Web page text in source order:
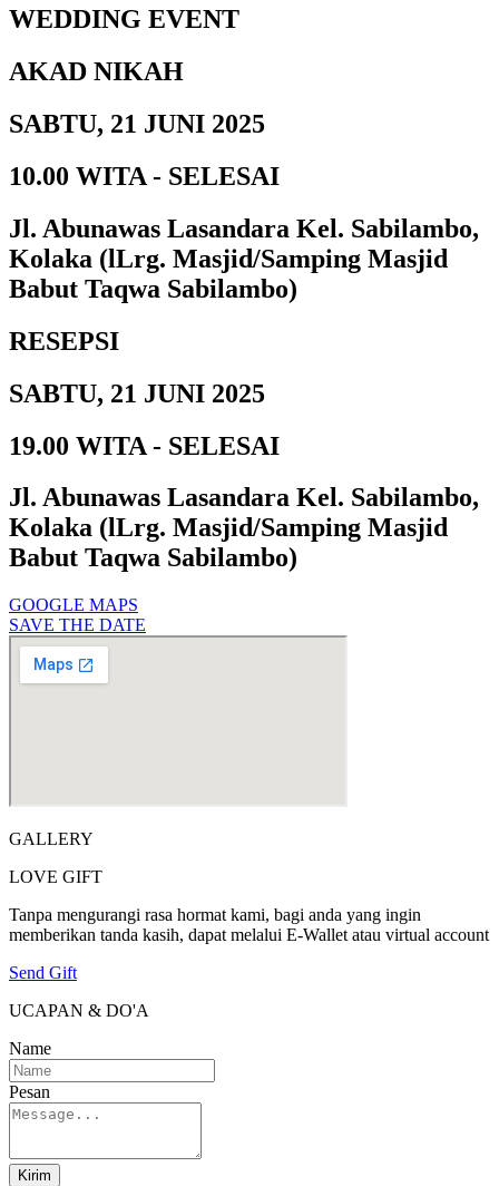
WEDDING EVENT
AKAD NIKAH
SABTU, 21 JUNI 2025
10.00 WITA - SELESAI
Jl. Abunawas Lasandara Kel. Sabilambo,
Kolaka (lLrg. Masjid/Samping Masjid
Babut Taqwa Sabilambo)
RESEPSI
SABTU, 21 JUNI 2025
19.00 WITA - SELESAI
Jl. Abunawas Lasandara Kel. Sabilambo,
Kolaka (lLrg. Masjid/Samping Masjid
Babut Taqwa Sabilambo)
GOOGLE MAPS
SAVE THE DATE
GALLERY
LOVE GIFT
Tanpa mengurangi rasa hormat kami, bagi anda yang ingin
memberikan tanda kasih, dapat melalui E-Wallet atau virtual account
Send Gift
UCAPAN & DO'A
Name
Pesan
Kirim